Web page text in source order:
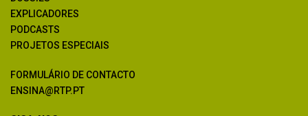
EXPLICADORES
PODCASTS
PROJETOS ESPECIAIS
FORMULÁRIO DE CONTACTO
ENSINA@RTP.PT